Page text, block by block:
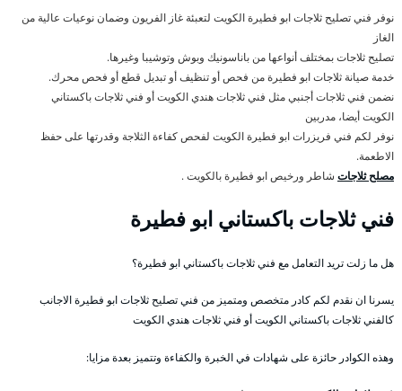
نوفر فني تصليح ثلاجات ابو فطيرة الكويت لتعبئة غاز الفريون وضمان نوعيات عالية من
الغاز
تصليح ثلاجات بمختلف أنواعها من باناسونيك وبوش وتوشيبا وغيرها.
خدمة صيانة ثلاجات ابو فطيرة من فحص أو تنظيف أو تبديل قطع أو فحص محرك.
نضمن فني ثلاجات أجنبي مثل فني ثلاجات هندي الكويت أو فني ثلاجات باكستاني
الكويت أيضا، مدربين
نوفر لكم فني فريزرات ابو فطيرة الكويت لفحص كفاءة الثلاجة وقدرتها على حفظ
الاطعمة.
مصلح ثلاجات شاطر ورخيص ابو فطيرة بالكويت .
فني ثلاجات باكستاني ابو فطيرة
هل ما زلت تريد التعامل مع فني ثلاجات باكستاني ابو فطيرة؟
يسرنا ان نقدم لكم كادر متخصص ومتميز من فني تصليح ثلاجات ابو فطيرة الاجانب
كالفني ثلاجات باكستاني الكويت أو فني ثلاجات هندي الكويت
وهذه الكوادر حائزة على شهادات في الخبرة والكفاءة وتتميز بعدة مزايا: